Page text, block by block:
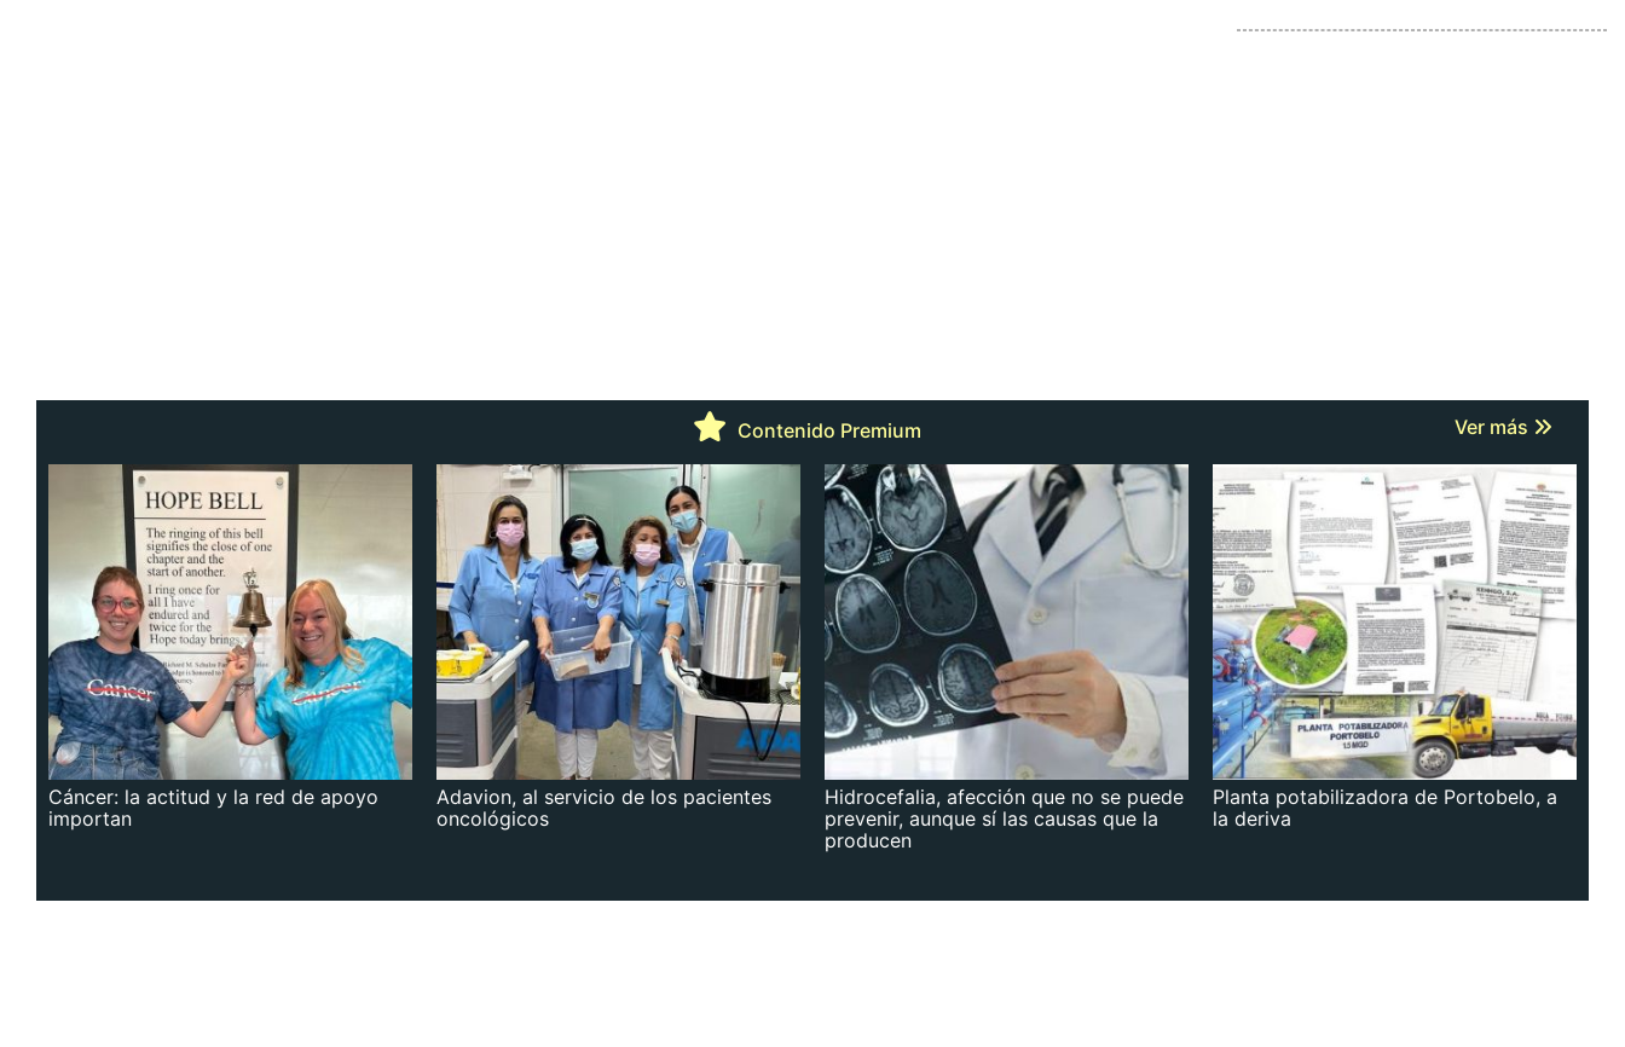
Contenido Premium Ver más
Cáncer: la actitud y la red de apoyo
importan
Adavion, al servicio de los pacientes
oncológicos
Hidrocefalia, afección que no se puede
prevenir, aunque sí las causas que la
producen
Planta potabilizadora de Portobelo, a
la deriva